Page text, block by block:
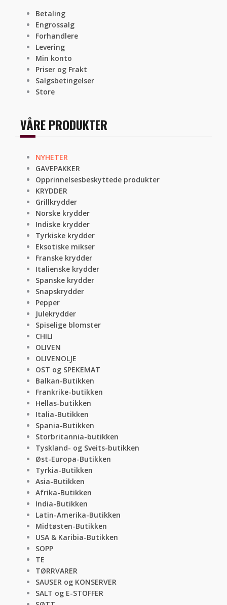
Betaling
Engrossalg
Forhandlere
Levering
Min konto
Priser og Frakt
Salgsbetingelser
Store
VÅRE PRODUKTER
NYHETER
GAVEPAKKER
Opprinnelsesbeskyttede produkter
KRYDDER
Grillkrydder
Norske krydder
Indiske krydder
Tyrkiske krydder
Eksotiske mikser
Franske krydder
Italienske krydder
Spanske krydder
Snapskrydder
Pepper
Julekrydder
Spiselige blomster
CHILI
OLIVEN
OLIVENOLJE
OST og SPEKEMAT
Balkan-Butikken
Frankrike-butikken
Hellas-butikken
Italia-Butikken
Spania-Butikken
Storbritannia-butikken
Tyskland- og Sveits-butikken
Øst-Europa-Butikken
Tyrkia-Butikken
Asia-Butikken
Afrika-Butikken
India-Butikken
Latin-Amerika-Butikken
Midtøsten-Butikken
USA & Karibia-Butikken
SOPP
TE
TØRRVARER
SAUSER og KONSERVER
SALT og E-STOFFER